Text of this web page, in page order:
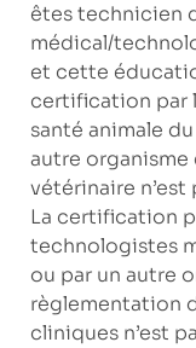
êtes technicien
médical/
et cette
certification par
santé animale
autre
vétérinaire n’est
La certification
technologistes
ou par un autre
règlementation
cliniques n’est